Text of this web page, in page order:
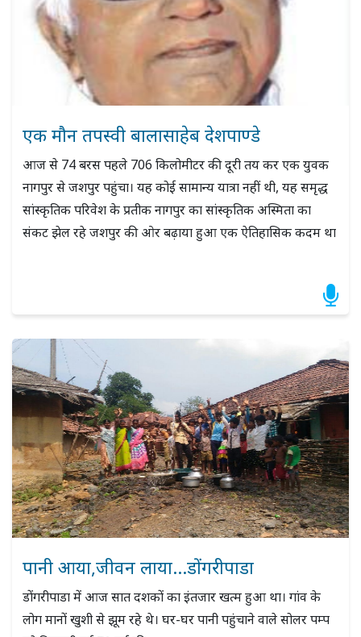
एक मौन तपस्वी बालासाहेब देशपाण्डे
आज से 74 बरस पहले 706 किलोमीटर की दूरी तय कर एक युवक
नागपुर से जशपुर पहुंचा। यह कोई सामान्य यात्रा नहीं थी, यह समृद्ध
सांस्कृतिक परिवेश के प्रतीक नागपुर का सांस्कृतिक अस्मिता का
संकट झेल रहे जशपुर की ओर बढ़ाया हुआ एक ऐतिहासिक कदम था
पानी आया,जीवन लाया...डोंगरीपाडा
डोंगरीपाडा में आज सात दशकों का इंतजार खत्म हुआ था। गांव के
लोग मानों खुशी से झूम रहे थे। घर-घर पानी पहुंचाने वाले सोलर पम्प